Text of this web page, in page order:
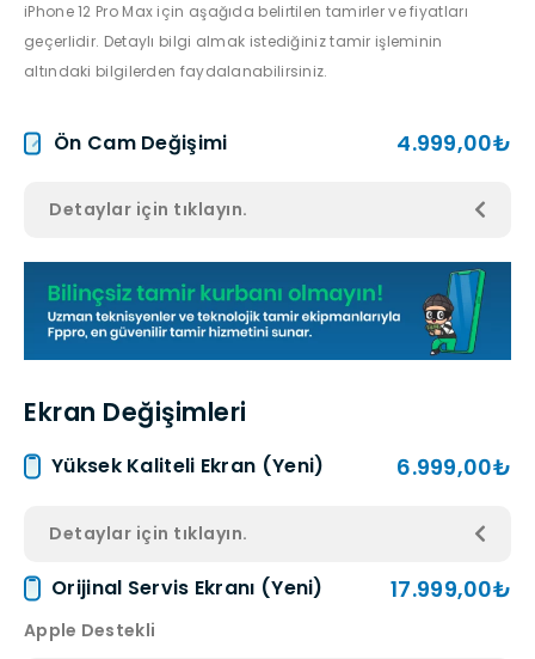
iPhone 12 Pro Max için aşağıda belirtilen tamirler ve fiyatları
geçerlidir. Detaylı bilgi almak istediğiniz tamir işleminin
altındaki bilgilerden faydalanabilirsiniz.
Ön Cam Değişimi 4.999,00₺
Detaylar için tıklayın.
Ekran Değişimleri
Yüksek Kaliteli Ekran (Yeni) 6.999,00₺
Detaylar için tıklayın.
Orijinal Servis Ekranı (Yeni) 17.999,00₺
Apple Destekli